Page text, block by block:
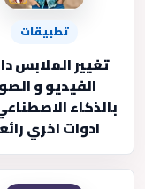
تطبيقات
تغيير الملابس
الفيديو و
بالذكاء
ادوات اخري